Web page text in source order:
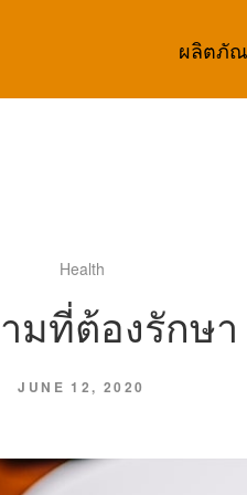
ผลิตภั
Health
มที่ต้องรักษา
JUNE 12, 2020